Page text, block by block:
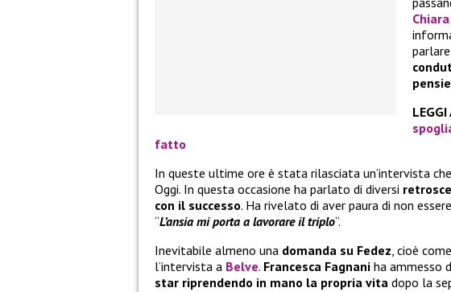
LEGGI
fatto
In queste ultime ore è stata rilasciata un’intervista
Oggi. In questa occasione ha parlato di diversi
con il successo. Ha rivelato di aver paura di non
“L’ansia mi porta a lavorare il triplo“.
Inevitabile almeno una domanda su Fedez, cioè
l’intervista a Belve. Francesca Fagnani ha ammesso
star riprendendo in mano la propria vita dopo la